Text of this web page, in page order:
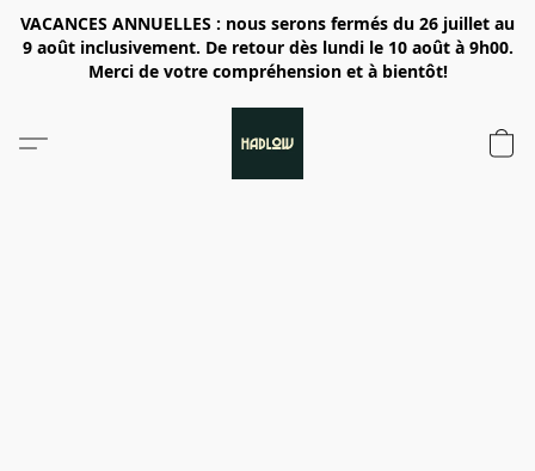
VACANCES ANNUELLES : nous serons fermés du 26 juillet au
9 août inclusivement. De retour dès lundi le 10 août à 9h00.
Merci de votre compréhension et à bientôt!